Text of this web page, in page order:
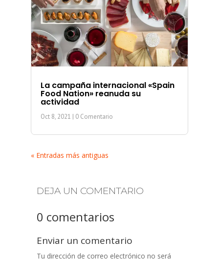
La campaña internacional «Spain
Food Nation» reanuda su
actividad
Oct 8, 2021 | 0 Comentario
« Entradas más antiguas
DEJA UN COMENTARIO
0 comentarios
Enviar un comentario
Tu dirección de correo electrónico no será